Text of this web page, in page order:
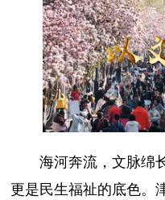
海河奔流，文脉绵长
更是民生福祉的底色。